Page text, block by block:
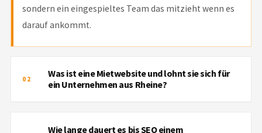
sondern ein eingespieltes Team das mitzieht wenn es
darauf ankommt.
02
Was ist eine Mietwebsite und lohnt sie sich für
ein Unternehmen aus Rheine?
Wie lange dauert es bis SEO einem